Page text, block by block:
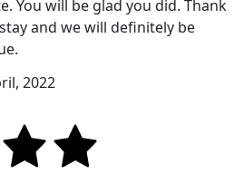
You will be glad you did. Thank
and we will definitely be
2022